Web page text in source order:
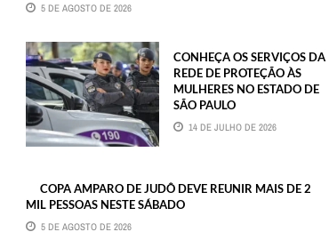
5 DE AGOSTO DE 2026
CONHEÇA OS SERVIÇOS DA
REDE DE PROTEÇÃO ÀS
MULHERES NO ESTADO DE
SÃO PAULO
14 DE JULHO DE 2026
COPA AMPARO DE JUDÔ DEVE REUNIR MAIS DE 2
MIL PESSOAS NESTE SÁBADO
5 DE AGOSTO DE 2026